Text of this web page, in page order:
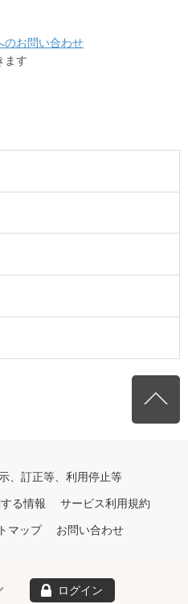
のお問い合わせ
ます
、訂正等、利用停止等
る情報 サービス利用規約
マップ お問い合わせ
ログイン